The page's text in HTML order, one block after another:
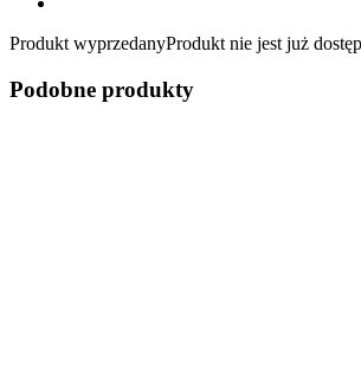
Produkt wyprzedanyProdukt nie jest już
Podobne produkty